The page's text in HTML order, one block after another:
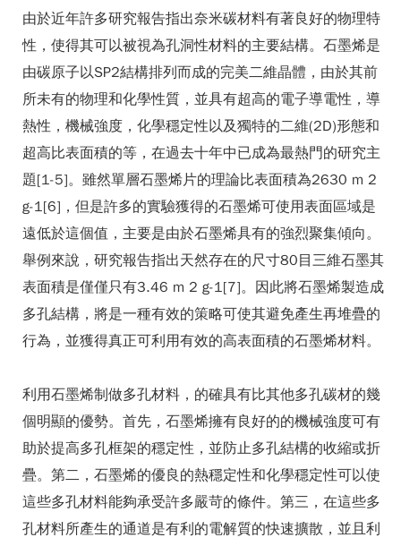
由於近年許多研究報告指出奈米碳材料有著良好的物理特
性，使得其可以被視為孔洞性材料的主要結構。石墨烯是
由碳原子以SP2結構排列而成的完美二維晶體，由於其前
所未有的物理和化學性質，並具有超高的電子導電性，導
熱性，機械強度，化學穩定性以及獨特的二維(2D)形態和
超高比表面積的等，在過去十年中已成為最熱門的研究主
題[1-5]。雖然單層石墨烯片的理論比表面積為2630 m 2
g-1[6]，但是許多的實驗獲得的石墨烯可使用表面區域是
遠低於這個值，主要是由於石墨烯具有的強烈聚集傾向。
舉例來說，研究報告指出天然存在的尺寸80目三維石墨其
表面積是僅僅只有3.46 m 2 g-1[7]。因此將石墨烯製造成
多孔結構，將是一種有效的策略可使其避免產生再堆疊的
行為，並獲得真正可利用有效的高表面積的石墨烯材料。
利用石墨烯制做多孔材料，的確具有比其他多孔碳材的幾
個明顯的優勢。首先，石墨烯擁有良好的的機械強度可有
助於提高多孔框架的穩定性，並防止多孔結構的收縮或折
疊。第二，石墨烯的優良的熱穩定性和化學穩定性可以使
這些多孔材料能夠承受許多嚴苛的條件。第三，在這些多
孔材料所產生的通道是有利的電解質的快速擴散，並且利